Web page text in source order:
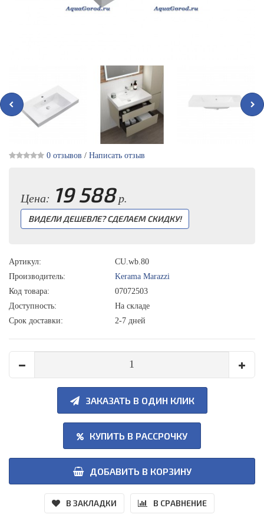
0 отзывов / Написать отзыв
Цена: 19 588р.
ВИДЕЛИ ДЕШЕВЛЕ? СДЕЛАЕМ СКИДКУ!
Артикул:
CU.wb.80
Производитель:
Kerama Marazzi
Код товара:
07072503
Доступность:
На складе
Срок доставки:
2-7 дней
ЗАКАЗАТЬ В ОДИН КЛИК
КУПИТЬ В РАССРОЧКУ
ДОБАВИТЬ В КОРЗИНУ
В ЗАКЛАДКИ В СРАВНЕНИЕ